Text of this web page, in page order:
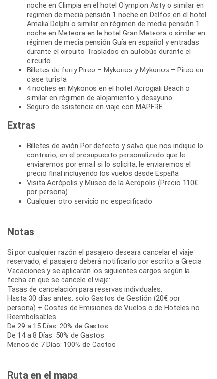
noche en Olimpia en el hotel Olympion Asty o similar en
régimen de media pensión 1 noche en Delfos en el hotel
Amalia Delphi o similar en régimen de media pensión 1
noche en Meteora en le hotel Gran Meteora o similar en
régimen de media pensión Guía en español y entradas
durante el circuito Traslados en autobús durante el
circuito
Billetes de ferry Pireo – Mykonos y Mykonos – Pireo en
clase turista
4 noches en Mykonos en el hotel Acrogiali Beach o
similar en régimen de alojamiento y desayuno
Seguro de asistencia en viaje con MAPFRE
Extras
Billetes de avión Por defecto y salvo que nos indique lo
contrario, en el presupuesto personalizado que le
enviaremos por email si lo solicita, le enviaremos el
precio final incluyendo los vuelos desde España
Visita Acrópolis y Museo de la Acrópolis (Precio 110€
por persona)
Cualquier otro servicio no especificado
Notas
Si por cualquier razón el pasajero deseara cancelar el viaje
reservado, el pasajero deberá notificarlo por escrito a Grecia
Vacaciones y se aplicarán los siguientes cargos según la
fecha en que se cancele el viaje:
Tasas de cancelación para reservas individuales:
Hasta 30 días antes: solo Gastos de Gestión (20€ por
persona) + Costes de Emisiones de Vuelos o de Hoteles no
Reembolsables
De 29 a 15 Días: 20% de Gastos
De 14 a 8 Días: 50% de Gastos
Menos de 7 Días: 100% de Gastos
Ruta en el mapa